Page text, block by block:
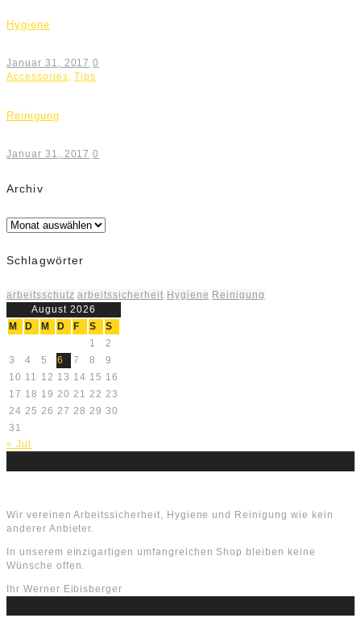
Hygiene
Januar 31, 2017 0
Accessories,Tips
Reinigung
Januar 31, 2017 0
Archiv
Archiv
Schlagwörter
arbeitsschutz arbeitssicherheit Hygiene Reinigung
August 2026
M
D M D F S
S
1
2
3
4 5 6 7 8
9
10 11 12 13 14 15 16
17 18 19 20 21 22 23
24 25 26 27 28 29 30
31
« Jul
Wir vereinen Arbeitssicherheit, Hygiene und Reinigung wie kein
anderer Anbieter.
In unserem einzigartigen umfangreichen Shop bleiben keine
Wünsche offen.
Ihr Werner Eibisberger